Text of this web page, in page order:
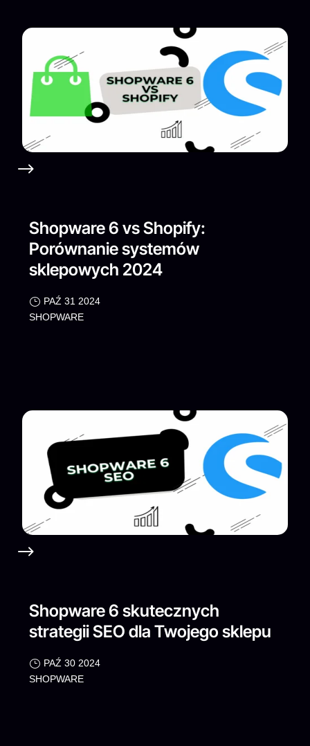
Shopware 6 vs Shopify:
Porównanie systemów
sklepowych 2024
PAŹ 31 2024
SHOPWARE
Shopware 6 skutecznych
strategii SEO dla Twojego sklepu
PAŹ 30 2024
SHOPWARE